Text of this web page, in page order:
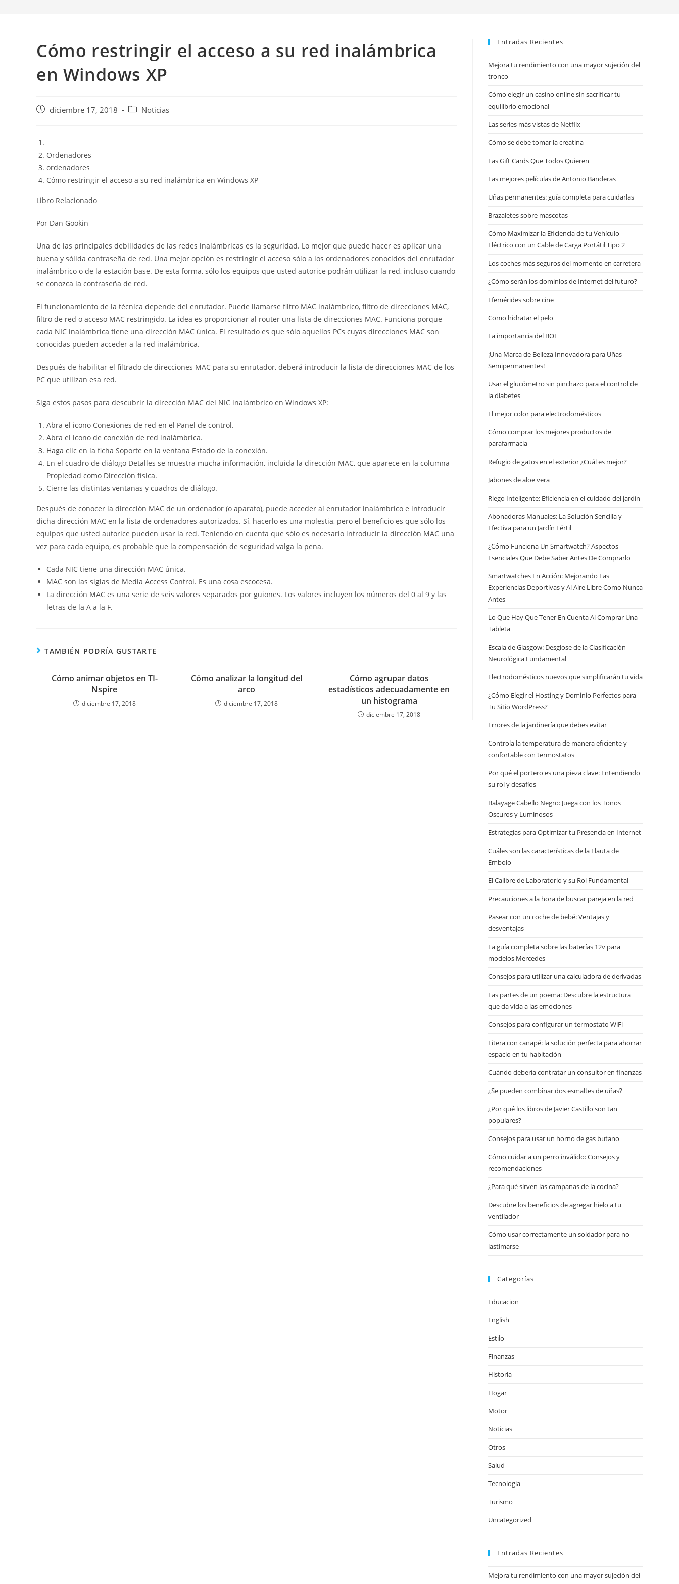
Cómo restringir el acceso a su red inalámbrica
en Windows XP
Publicación
entrada:
diciembre 17, 2018
Categoría
Noticias
Ordenadores
ordenadores
Cómo restringir el acceso a su red inalámbrica en Windows XP
Libro Relacionado
Por Dan Gookin
Una de las principales debilidades de las redes inalámbricas es la seguridad. Lo mejor que puede hacer es aplicar una
buena y sólida contraseña de red. Una mejor opción es restringir el acceso sólo a los ordenadores conocidos del enrutador
inalámbrico o de la estación base. De esta forma, sólo los equipos que usted autorice podrán utilizar la red, incluso cuando
se conozca la contraseña de red.
El funcionamiento de la técnica depende del enrutador. Puede llamarse filtro MAC inalámbrico, filtro de direcciones MAC,
filtro de red o acceso MAC restringido. La idea es proporcionar al router una lista de direcciones MAC. Funciona porque
cada NIC inalámbrica tiene una dirección MAC única. El resultado es que sólo aquellos PCs cuyas direcciones MAC son
conocidas pueden acceder a la red inalámbrica.
Después de habilitar el filtrado de direcciones MAC para su enrutador, deberá introducir la lista de direcciones MAC de los
PC que utilizan esa red.
Siga estos pasos para descubrir la dirección MAC del NIC inalámbrico en Windows XP:
Abra el icono Conexiones de red en el Panel de control.
Abra el icono de conexión de red inalámbrica.
Haga clic en la ficha Soporte en la ventana Estado de la conexión.
En el cuadro de diálogo Detalles se muestra mucha información, incluida la dirección MAC, que aparece en la columna
Propiedad como Dirección física.
Cierre las distintas ventanas y cuadros de diálogo.
Después de conocer la dirección MAC de un ordenador (o aparato), puede acceder al enrutador inalámbrico e introducir
dicha dirección MAC en la lista de ordenadores autorizados. Sí, hacerlo es una molestia, pero el beneficio es que sólo los
equipos que usted autorice pueden usar la red. Teniendo en cuenta que sólo es necesario introducir la dirección MAC una
vez para cada equipo, es probable que la compensación de seguridad valga la pena.
Cada NIC tiene una dirección MAC única.
MAC son las siglas de Media Access Control. Es una cosa escocesa.
La dirección MAC es una serie de seis valores separados por guiones. Los valores incluyen los números del 0 al 9 y las
letras de la A a la F.
TAMBIÉN PODRÍA GUSTARTE
Cómo animar objetos en TI-
Nspire
diciembre 17, 2018
Cómo analizar la longitud del
arco
diciembre 17, 2018
Cómo agrupar datos
estadísticos adecuadamente en
un histograma
diciembre 17, 2018
Entradas Recientes
Mejora tu rendimiento con una mayor sujeción del
tronco
Cómo elegir un casino online sin sacrificar tu
equilibrio emocional
Las series más vistas de Netflix
Cómo se debe tomar la creatina
Las Gift Cards Que Todos Quieren
Las mejores películas de Antonio Banderas
Uñas permanentes: guía completa para cuidarlas
Brazaletes sobre mascotas
Cómo Maximizar la Eficiencia de tu Vehículo
Eléctrico con un Cable de Carga Portátil Tipo 2
Los coches más seguros del momento en carretera
¿Cómo serán los dominios de Internet del futuro?
Efemérides sobre cine
Сomo hidratar el pelo
La importancia del BOI
¡Una Marca de Belleza Innovadora para Uñas
Semipermanentes!
Usar el glucómetro sin pinchazo para el control de
la diabetes
El mejor color para electrodomésticos
Cómo comprar los mejores productos de
parafarmacia
Refugio de gatos en el exterior ¿Cuál es mejor?
Jabones de aloe vera
Riego Inteligente: Eficiencia en el cuidado del jardín
Abonadoras Manuales: La Solución Sencilla y
Efectiva para un Jardín Fértil
¿Cómo Funciona Un Smartwatch? Aspectos
Esenciales Que Debe Saber Antes De Comprarlo
Smartwatches En Acción: Mejorando Las
Experiencias Deportivas y Al Aire Libre Como Nunca
Antes
Lo Que Hay Que Tener En Cuenta Al Comprar Una
Tableta
Escala de Glasgow: Desglose de la Clasificación
Neurológica Fundamental
Electrodomésticos nuevos que simplificarán tu vida
¿Cómo Elegir el Hosting y Dominio Perfectos para
Tu Sitio WordPress?
Errores de la jardinería que debes evitar
Controla la temperatura de manera eficiente y
confortable con termostatos
Por qué el portero es una pieza clave: Entendiendo
su rol y desafíos
Balayage Cabello Negro: Juega con los Tonos
Oscuros y Luminosos
Estrategias para Optimizar tu Presencia en Internet
Cuáles son las características de la Flauta de
Embolo
El Calibre de Laboratorio y su Rol Fundamental
Precauciones a la hora de buscar pareja en la red
Pasear con un coche de bebé: Ventajas y
desventajas
La guía completa sobre las baterías 12v para
modelos Mercedes
Consejos para utilizar una calculadora de derivadas
Las partes de un poema: Descubre la estructura
que da vida a las emociones
Consejos para configurar un termostato WiFi
Litera con canapé: la solución perfecta para ahorrar
espacio en tu habitación
Cuándo debería contratar un consultor en finanzas
¿Se pueden combinar dos esmaltes de uñas?
¿Por qué los libros de Javier Castillo son tan
populares?
Consejos para usar un horno de gas butano
Cómo cuidar a un perro inválido: Consejos y
recomendaciones
¿Para qué sirven las campanas de la cocina?
Descubre los beneficios de agregar hielo a tu
ventilador
Cómo usar correctamente un soldador para no
lastimarse
Categorías
Educacion
English
Estilo
Finanzas
Historia
Hogar
Motor
Noticias
Otros
Salud
Tecnologia
Turismo
Uncategorized
Entradas Recientes
Mejora tu rendimiento con una mayor sujeción del